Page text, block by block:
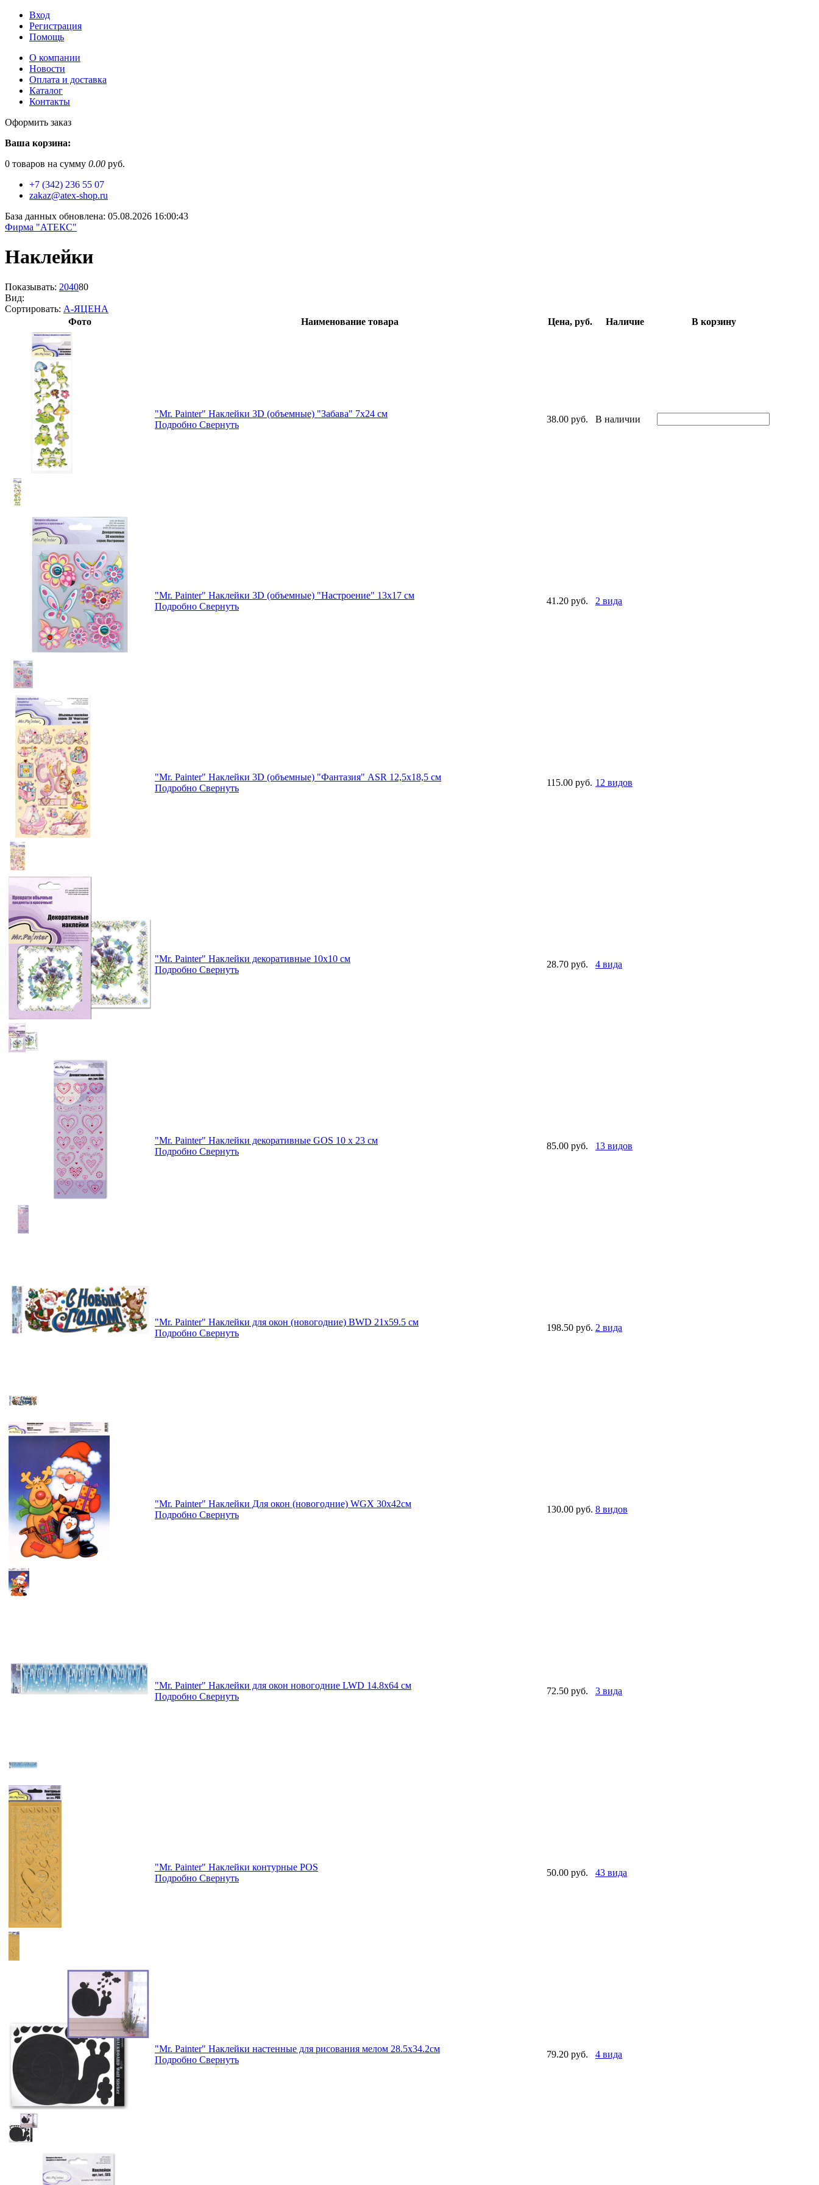
Вход
Регистрация
Помощь
О компании
Новости
Оплата и доставка
Каталог
Контакты
Оформить заказ
Ваша корзина:
0 товаров на сумму 0.00 руб.
+7 (342) 236 55 07
zakaz@atex-shop.ru
База данных обновлена: 05.08.2026 16:00:43
Фирма "АТЕКС"
Наклейки
Показывать: 204080
Вид:
Сортировать: А-ЯЦЕНА
Фото
Наименование товара Цена, руб. Наличие В корзину
"Mr. Painter" Наклейки 3D (объемные) "Забава" 7х24 см
Подробно Свернуть
38.00 руб. В наличии
"Mr. Painter" Наклейки 3D (объемные) "Настроение" 13х17 см
Подробно Свернуть
41.20 руб. 2 вида
"Mr. Painter" Наклейки 3D (объемные) "Фантазия" ASR 12,5х18,5 см
Подробно Свернуть
115.00 руб. 12 видов
"Mr. Painter" Наклейки декоративные 10х10 см
Подробно Свернуть
28.70 руб. 4 вида
"Mr. Painter" Наклейки декоративные GOS 10 х 23 см
Подробно Свернуть
85.00 руб. 13 видов
"Mr. Painter" Наклейки для окон (новогодние) BWD 21х59.5 см
Подробно Свернуть
198.50 руб. 2 вида
"Mr. Painter" Наклейки Для окон (новогодние) WGX 30х42см
Подробно Свернуть
130.00 руб. 8 видов
"Mr. Painter" Наклейки для окон новогодние LWD 14.8х64 см
Подробно Свернуть
72.50 руб. 3 вида
"Mr. Painter" Наклейки контурные POS
Подробно Свернуть
50.00 руб. 43 вида
"Mr. Painter" Наклейки настенные для рисования мелом 28.5х34.2см
Подробно Свернуть
79.20 руб. 4 вида